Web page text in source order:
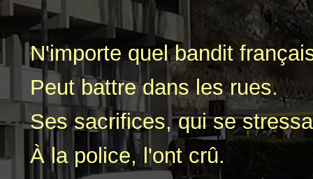
N'importe quel bandit
Peut battre dans les rues.
Ses sacrifices, qui se
À la police, l'ont crû.